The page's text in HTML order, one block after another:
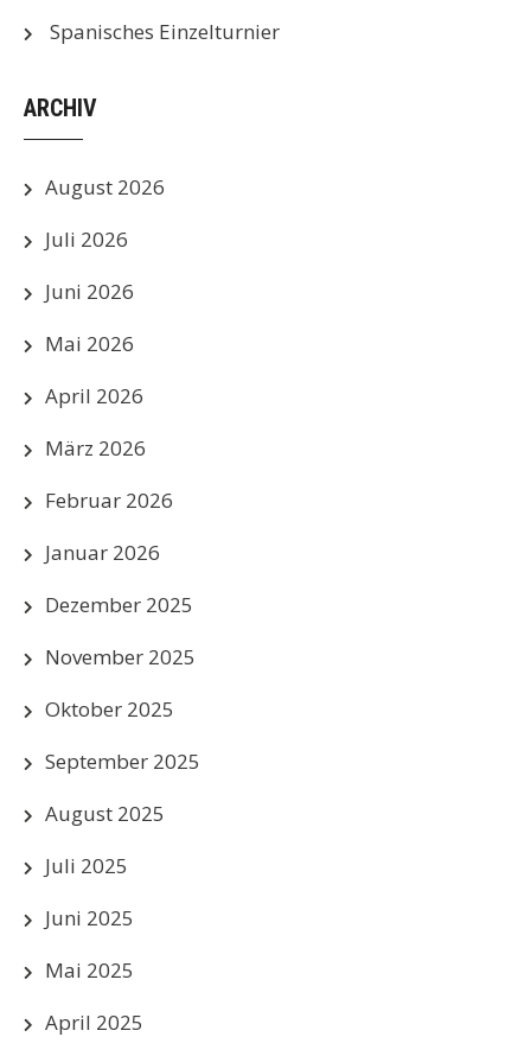
Spanisches Einzelturnier
ARCHIV
August 2026
Juli 2026
Juni 2026
Mai 2026
April 2026
März 2026
Februar 2026
Januar 2026
Dezember 2025
November 2025
Oktober 2025
September 2025
August 2025
Juli 2025
Juni 2025
Mai 2025
April 2025